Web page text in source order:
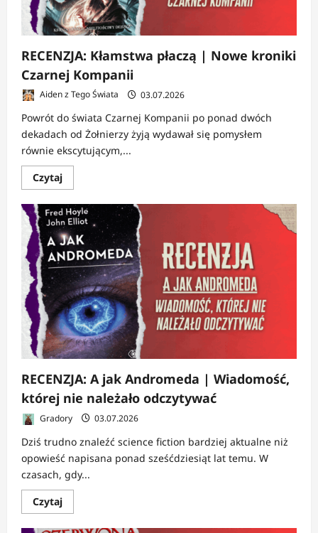
RECENZJA: Kłamstwa płaczą | Nowe kroniki
Czarnej Kompanii
Aiden z Tego Świata 03.07.2026
Powrót do świata Czarnej Kompanii po ponad dwóch
dekadach od Żołnierzy żyją wydawał się pomysłem
równie ekscytującym,...
CzytajDowiedz
się
o
RECENZJA:
Kłamstwa
płaczą
|
Nowe
kroniki
Czarnej
Kompanii
RECENZJA: A jak Andromeda | Wiadomość,
której nie należało odczytywać
Gradory 03.07.2026
Dziś trudno znaleźć science fiction bardziej aktualne niż
opowieść napisana ponad sześćdziesiąt lat temu. W
czasach, gdy...
CzytajDowiedz
się